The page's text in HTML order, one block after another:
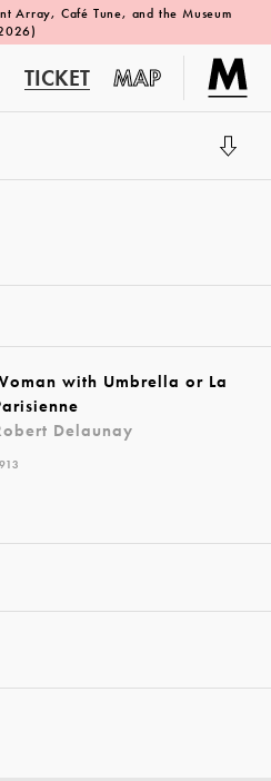
Array, Café Tune, and the Museum
TICKET MAP
with Umbrella or La
Delaunay